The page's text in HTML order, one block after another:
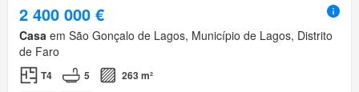
2 400 000 €
Casa em São Gonçalo de Lagos, Município de Lagos, Distrito
de Faro
T4 5 263 m²